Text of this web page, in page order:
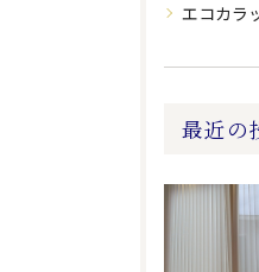
エコカラ
最近の